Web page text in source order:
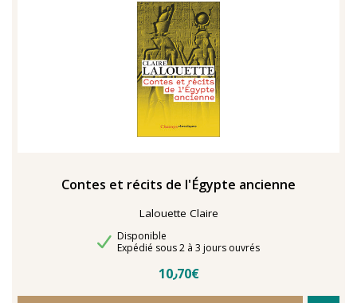
Contes et récits de l'Égypte ancienne
Lalouette Claire
Disponibilité
Disponible
Délais de livraison
Expédié sous 2 à 3 jours ouvrés
10٫70€